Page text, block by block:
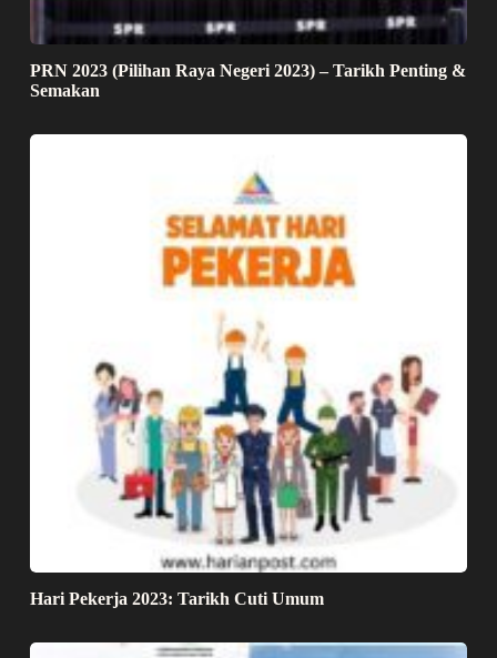
PRN 2023 (Pilihan Raya Negeri 2023) – Tarikh Penting &
Semakan
Hari Pekerja 2023: Tarikh Cuti Umum